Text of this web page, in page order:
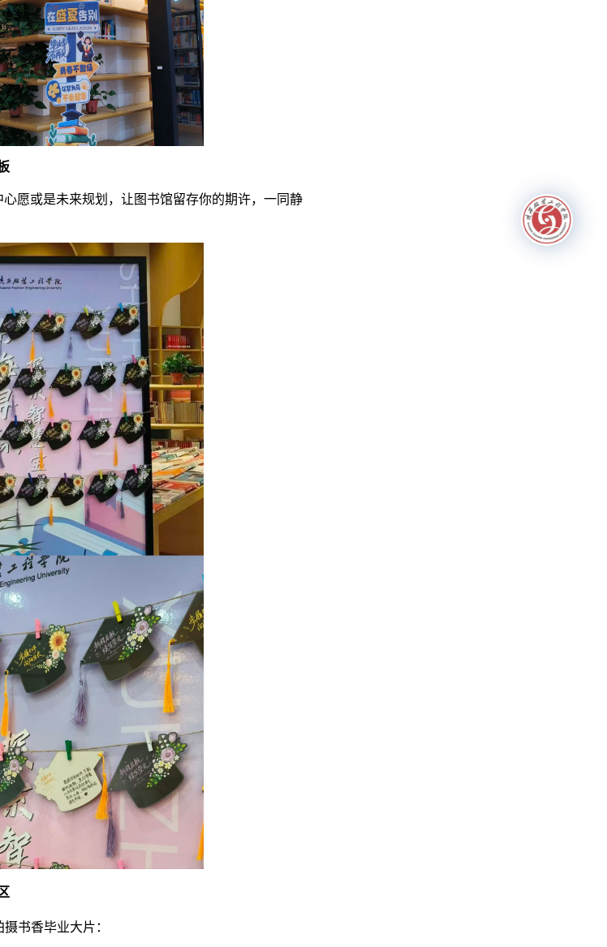
愿或是未来规划，让图书馆留存你的期许，一同静
书香毕业大片：